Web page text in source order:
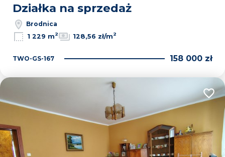
Działka na sprzedaż
Brodnica
1 229 m2 128,56 zł/m2
TWO-GS-167 158 000 zł